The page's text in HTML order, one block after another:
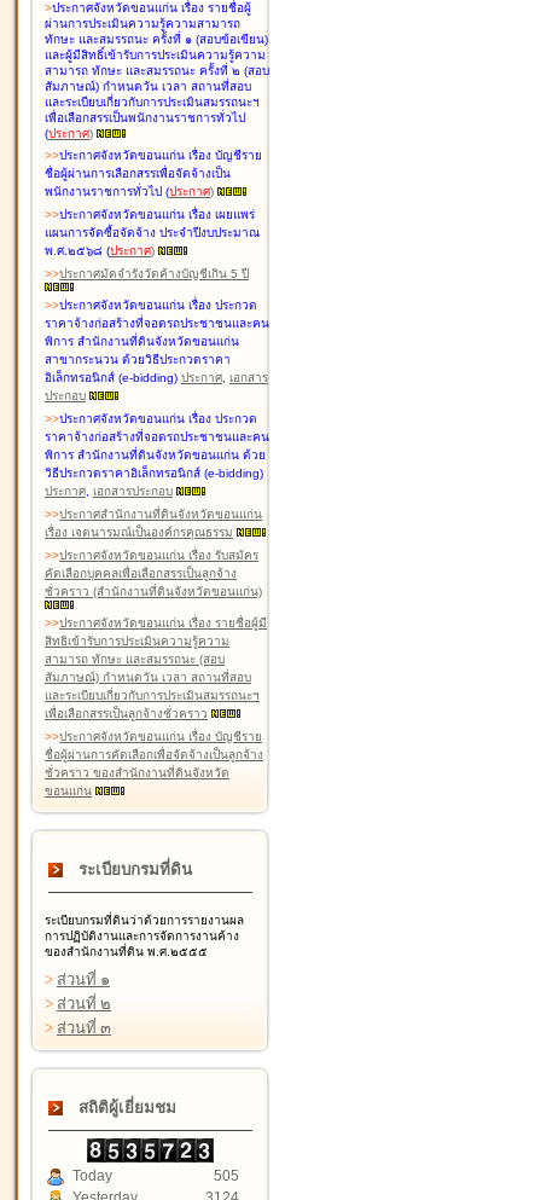
>ประกาศจังหวัดขอนแก่น เรื่อง รายชื่อผู้
ผ่านการประเมินความรู้ความสามารถ
ทักษะ และสมรรถนะ ครั้งที่ ๑ (สอบข้อเขียน)
และผู้มีสิทธิ์เข้ารับการประเมินความรู้ความ
สามารถ ทักษะ และสมรรถนะ ครั้งที่ ๒ (สอบ
สัมภาษณ์) กำหนดวัน เวลา สถานที่สอบ
และระเบียบเกี่ยวกับการประเมินสมรรถนะฯ
เพื่อเลือกสรรเป็นพนักงานราชการทั่วไป
(ประกาศ)
>>ประกาศจังหวัดขอนแก่น เรื่อง บัญชีราย
ชื่อผู้ผ่านการเลือกสรรเพื่อจัดจ้างเป็น
พนักงานราชการทั่วไป (ประกาศ)
>>ประกาศจังหวัดขอนแก่น เรื่อง เผยแพร่
แผนการจัดซื้อจัดจ้าง ประจำปีงบประมาณ
พ.ศ.๒๕๖๘ (ประกาศ)
>>ประกาศมัดจำรังวัดค้างบัญชีเกิน 5 ปี
>>ประกาศจังหวัดขอนแก่น เรื่อง ประกวด
ราคาจ้างก่อสร้างที่จอดรถประชาชนและคน
พิการ สำนักงานที่ดินจังหวัดขอนแก่น
สาขากระนวน ด้วยวิธีประกวดราคา
อิเล็กทรอนิกส์ (e-bidding) ประกาศ, เอกสาร
ประกอบ
>>ประกาศจังหวัดขอนแก่น เรื่อง ประกวด
ราคาจ้างก่อสร้างที่จอดรถประชาชนและคน
พิการ สำนักงานที่ดินจังหวัดขอนแก่น ด้วย
วิธีประกวดราคาอิเล็กทรอนิกส์ (e-bidding)
ประกาศ, เอกสารประกอบ
>>ประกาศสำนักงานที่ดินจังหวัดขอนแก่น
เรื่อง เจตนารมณ์เป็นองค์กรคุณธรรม
>>ประกาศจังหวัดขอนแก่น เรื่อง รับสมัคร
คัดเลือกบุคคลเพื่อเลือกสรรเป็นลูกจ้าง
ชั่วคราว (สำนักงานที่ดินจังหวัดขอนแก่น)
>>ประกาศจังหวัดขอนแก่น เรื่อง รายชื่อผู้มี
สิทธิเข้ารับการประเมินความรู้ความ
สามารถ ทักษะ และสมรรถนะ (สอบ
สัมภาษณ์) กำหนดวัน เวลา สถานที่สอบ
และระเบียบเกี่ยวกับการประเมินสมรรถนะฯ
เพื่อเลือกสรรเป็นลูกจ้างชั่วคราว
>>ประกาศจังหวัดขอนแก่น เรื่อง บัญชีราย
ชื่อผู้ผ่านการคัดเลือกเพื่อจัดจ้างเป็นลูกจ้าง
ชั่วคราว ของสำนักงานที่ดินจังหวัด
ขอนแก่น
ระเบียบกรมที่ดิน
ระเบียบกรมที่ดินว่าด้วยการรายงานผล
การปฏิบัติงานและการจัดการงานค้าง
ของสำนักงานที่ดิน พ.ศ.๒๕๕๕
> ส่วนที่ ๑
> ส่วนที่ ๒
> ส่วนที่ ๓
สถิติผู้เยี่ยมชม
Today
505